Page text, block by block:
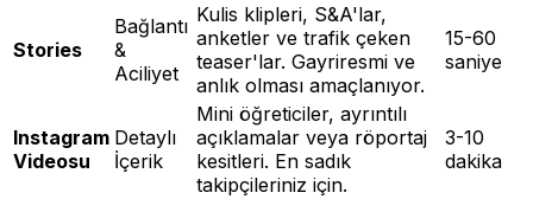
Stories
Bağlantı
&
Aciliyet
Kulis klipleri, S&A'lar,
anketler ve trafik çeken
teaser'lar. Gayriresmi ve
anlık olması amaçlanıyor.
15-60
saniye
Instagram
Videosu
Detaylı
İçerik
Mini öğreticiler, ayrıntılı
açıklamalar veya röportaj
kesitleri. En sadık
takipçileriniz için.
3-10
dakika